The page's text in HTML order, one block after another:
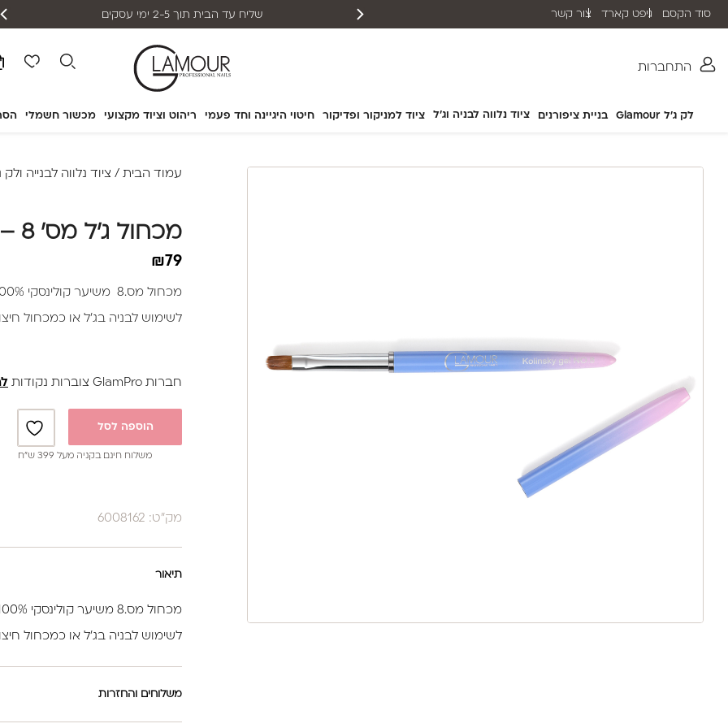
התחברות
לק ג'ל Glamour בניית ציפורנים ציוד נלווה לבניה וג'ל ציוד למניקור ופדיקור חיטוי היגיינה וחד פעמי ריהוט וציוד מקצועי מכשור חשמלי
משלוח חינם בהזמנה מעל ₪399 (לא כולל מוצרי חשמל) שליח עד הבית תוך 2-5 ימי עסקים סוד הקסם גיפט קארד צור קשר
עמוד הבית / ציוד נלווה לבנייה ולק
מכחול ג’ל מס’ 8 – Glamour
₪79
מכחול מס.8 משיער קולינסקי 100% טבעי
לשימוש לבניה בג’ל או כמכחול
חברות GlamPro צוברות נקודות
הוספה לסל
משלוח חינם בקניה מעל 399 ש”ח
מק"ט: 6008162
תיאור
מכחול מס.8 משיער קולינסקי 100% טבעי
לשימוש לבניה בג’ל או כמכחול
משלוחים והחזרות